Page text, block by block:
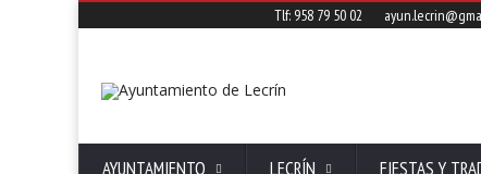
Tlf: 958 79 50 02
AYUNTAMIENTO LECRÍN FIESTAS Y